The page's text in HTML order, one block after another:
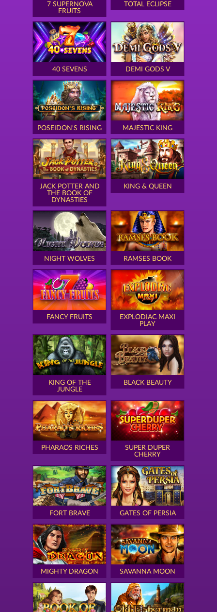
7 SUPERNOVA
FRUITS
TOTAL ECLIPSE
40 SEVENS DEMI GODS V
POSEIDON'S RISING MAJESTIC KING
JACK POTTER AND
THE BOOK OF
DYNASTIES
KING & QUEEN
NIGHT WOLVES RAMSES BOOK
FANCY FRUITS
EXPLODIAC MAXI
PLAY
KING OF THE
JUNGLE
BLACK BEAUTY
PHARAOS RICHES
SUPER DUPER
CHERRY
FORT BRAVE GATES OF PERSIA
MIGHTY DRAGON SAVANNA MOON